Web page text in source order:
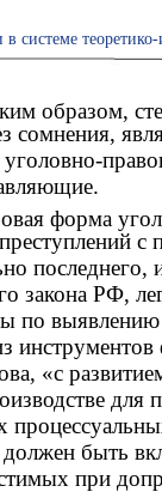
системе
образом,
сомнения,
форма
закона РФ,
по
«с
для
быть
при